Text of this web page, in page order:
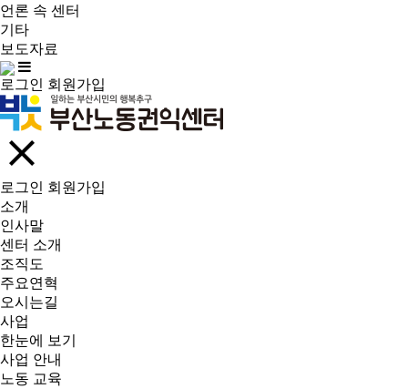
언론 속 센터
기타
보도자료
로그인 회원가입
로그인 회원가입
소개
인사말
센터 소개
조직도
주요연혁
오시는길
사업
한눈에 보기
사업 안내
노동 교육